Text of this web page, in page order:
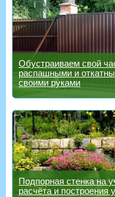
Обустраиваем свой
распашными и
своими руками
Подпорная стенка на
расчёта и построения